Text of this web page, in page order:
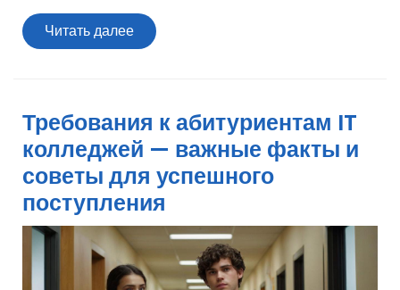
Читать далееЧитать
далее
Требования к абитуриентам IT
колледжей — важные факты и
советы для успешного
поступления